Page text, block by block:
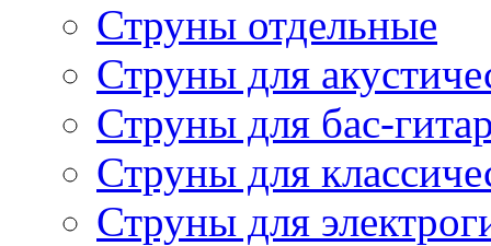
Струны отдельные
Струны для
Струны для бас-
Струны для
Струны для